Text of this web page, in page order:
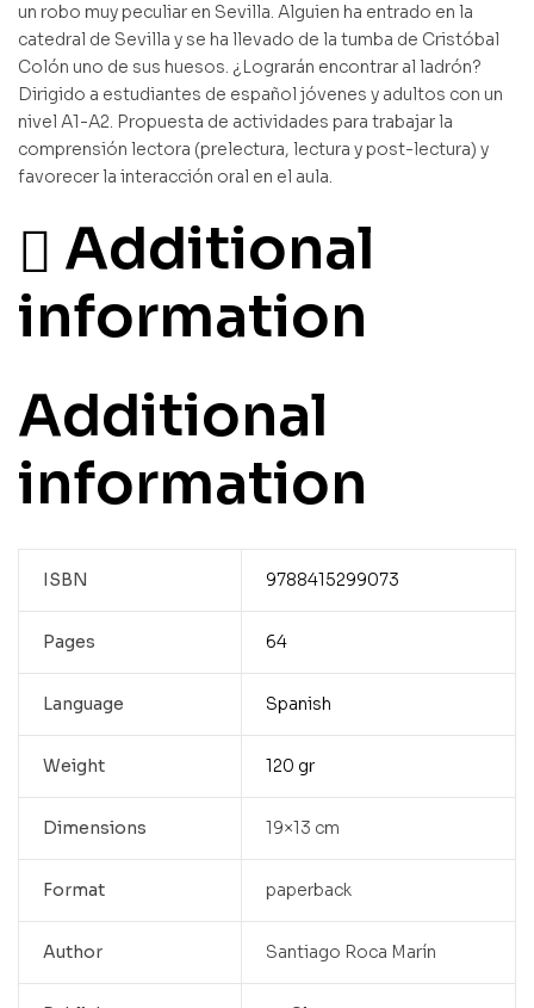
un robo muy peculiar en Sevilla. Alguien ha entrado en la
catedral de Sevilla y se ha llevado de la tumba de Cristóbal
Colón uno de sus huesos. ¿Lograrán encontrar al ladrón?
Dirigido a estudiantes de español jóvenes y adultos con un
nivel A1-A2. Propuesta de actividades para trabajar la
comprensión lectora (prelectura, lectura y post-lectura) y
favorecer la interacción oral en el aula.
Additional
information
Additional
information
ISBN 9788415299073
Pages 64
Language Spanish
Weight 120 gr
Dimensions 19×13 cm
Format paperback
Author Santiago Roca Marín